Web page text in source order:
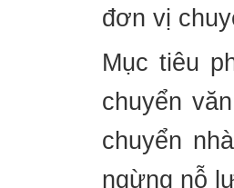
đơn vị
Mục tiêu
chuyển
chuyển
ngừng nỗ